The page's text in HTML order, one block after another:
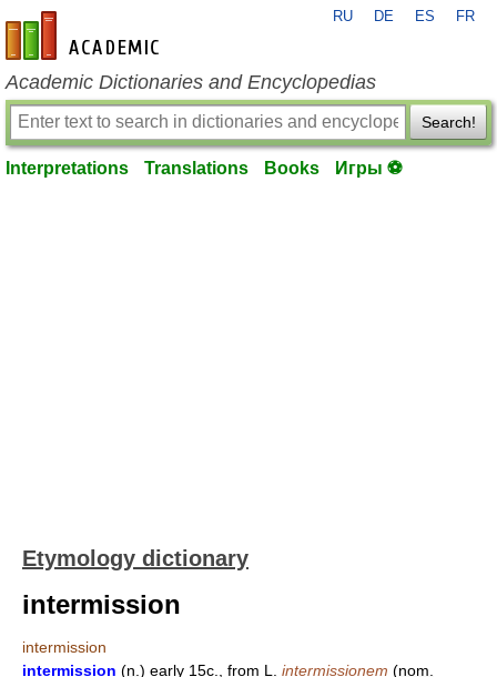
en-academic.com
RU DE ES FR
Academic Dictionaries and Encyclopedias
Search!
Interpretations Translations Books Игры ⚽
Etymology dictionary
intermission
intermission
intermission (n. ) early 15c., from L. intermissionem (nom.